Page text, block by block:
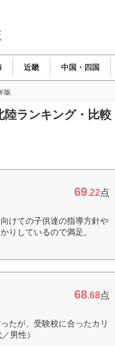
近畿 中国・四国
版
陸ランキング・比較
69.22点
けての子供達の指導方針や
りしているので満足。
68.68点
たが、受験校に合ったカリ
男性）